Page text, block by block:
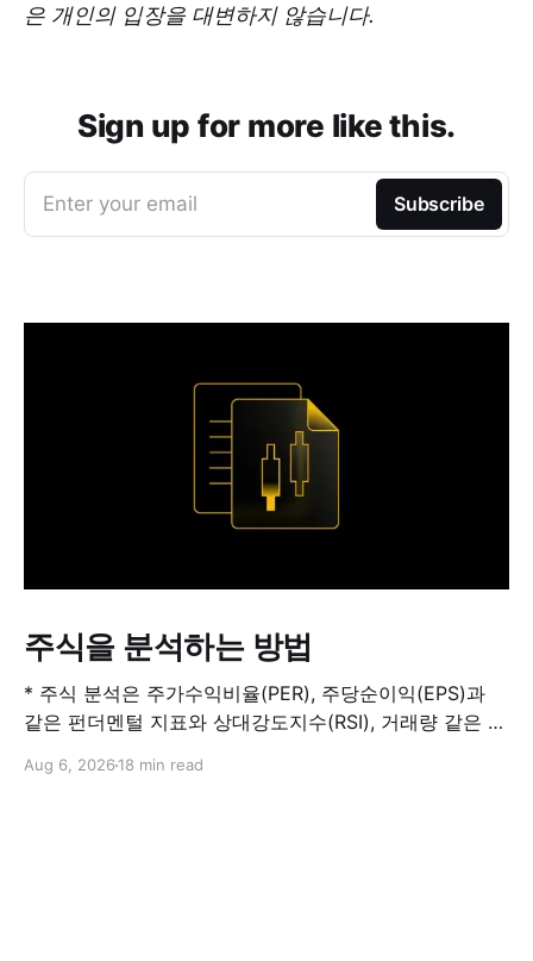
은 개인의 입장을 대변하지 않습니다.
Sign up for more like this.
Enter your email Subscribe
주식을 분석하는 방법
* 주식 분석은 주가수익비율(PER), 주당순이익(EPS)과
같은 펀더멘털 지표와 상대강도지수(RSI), 거래량 같은 기
는지, 저평가됐는지를 판단하는 과정입니다. 하나의 지표
Aug 6, 2026 18 min read